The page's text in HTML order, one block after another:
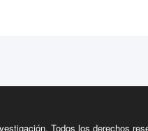
Todos los derechos